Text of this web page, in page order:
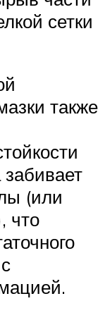
сетки
также
забивает
(или
что